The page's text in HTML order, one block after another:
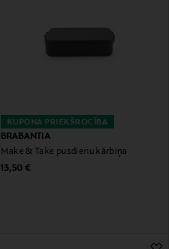
KUPONA PRIEKŠROCĪBA
BRABANTIA
Make & Take pusdienu kārbiņa
Original Price
13,50 €